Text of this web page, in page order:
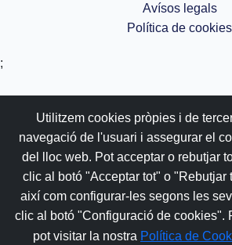
Avísos legals
Política de cookies
Utilitzem cookies pròpies i de
navegació de l'usuari i assegurar el
del lloc web. Pot acceptar o rebutjar
clic al botó "Acceptar tot" o "Rebutjar
així com configurar-les segons les
clic al botó "Configuració de cookies".
pot visitar la nostra Política de
;